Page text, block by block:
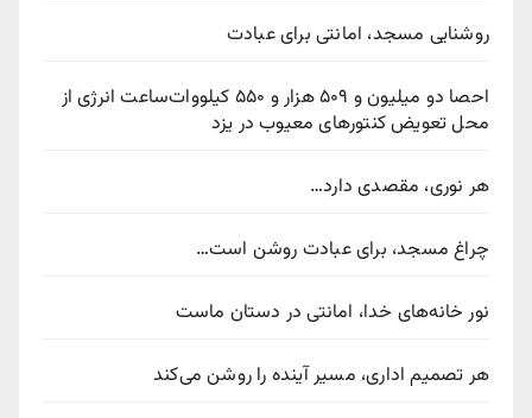
روشنایی مسجد، امانتی برای عبادت
احصا دو میلیون و ۵۰۹ هزار و ۵۵۰ کیلووات‌ساعت انرژی از
محل تعویض کنتورهای معیوب در یزد
هر نوری، مقصدی دارد…
چراغ مسجد، برای عبادت روشن است…
نور خانه‌های خدا، امانتی در دستان ماست
هر تصمیم اداری، مسیر آینده را روشن می‌کند